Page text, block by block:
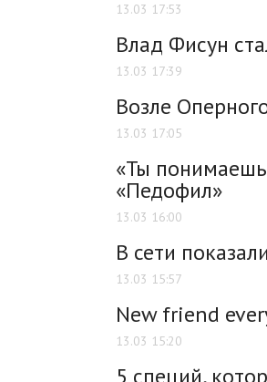
13.03 17:53
Влад Фисун
13.03 17:39
Возле
13.03 17:05
«Ты
«Педофил»
13.03 16:00
В сети
13.03 15:57
New friend
13.03 15:20
5 специй,